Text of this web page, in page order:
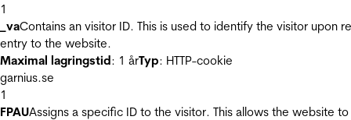
1
_vaContains an visitor ID. This is used to identify the visitor upon
entry to the website.
Maximal lagringstid: 1 årTyp: HTTP-cookie
garnius.se
1
FPAUAssigns a specific ID to the visitor. This allows the website to